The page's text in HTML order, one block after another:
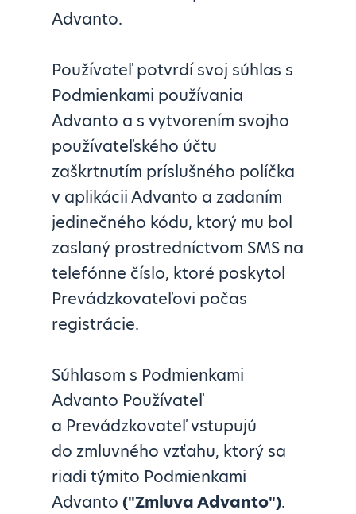
Advanto.
Používateľ potvrdí svoj súhlas s
Podmienkami používania
Advanto a s vytvorením svojho
používateľského účtu
zaškrtnutím príslušného políčka
v aplikácii Advanto a zadaním
jedinečného kódu, ktorý mu bol
zaslaný prostredníctvom SMS na
telefónne číslo, ktoré poskytol
Prevádzkovateľovi počas
registrácie.
Súhlasom s Podmienkami
Advanto Používateľ
a Prevádzkovateľ vstupujú
do zmluvného vzťahu, ktorý sa
riadi týmito Podmienkami
Advanto ("Zmluva Advanto").